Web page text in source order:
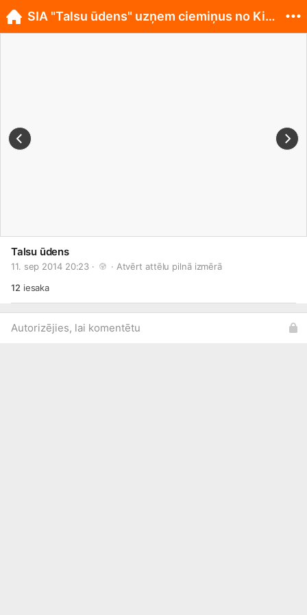
Talsu ūdens
11. sep 2014 20:23 · · Atvērt attēlu pilnā izmērā
12 iesaka
Autorizējies, lai komentētu
SIA "Talsu ūdens" uzņem ciemiņus no Kirgizstānas